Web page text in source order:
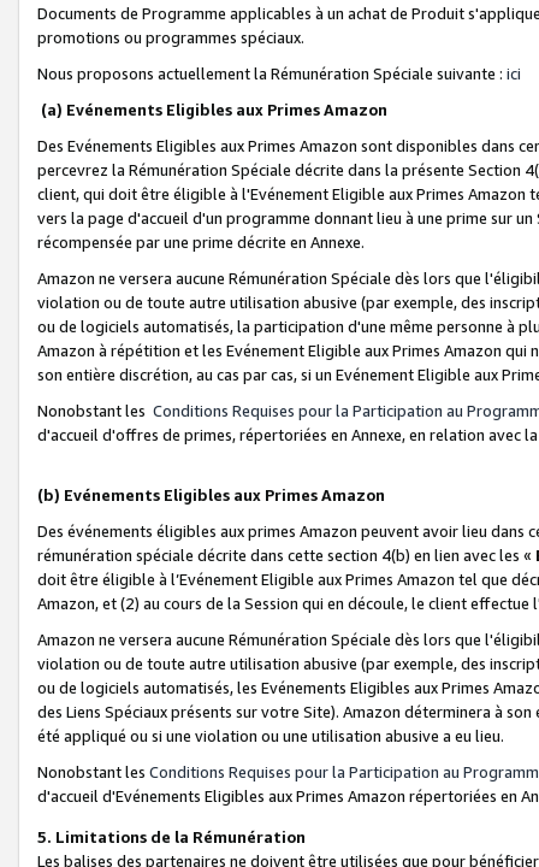
Documents de Programme applicables à un achat de Produit
promotions ou programmes spéciaux.
Nous proposons actuellement la Rémunération Spéciale suivante : ici
(a) Evénements Eligibles aux Primes Amazon
Des Evénements Eligibles aux Primes Amazon sont disponibles dans
percevrez la Rémunération Spéciale décrite dans la présente Section
client, qui doit être éligible à l'Evénement Eligible aux Primes Amazon
vers la page d'accueil d'un programme donnant lieu à une prime sur
récompensée par une prime décrite en Annexe.
Amazon ne versera aucune Rémunération Spéciale dès lors que
violation ou de toute autre utilisation abusive (par exemple, des
ou de logiciels automatisés, la participation d'une même personne à
Amazon à répétition et les Evénement Eligible aux Primes Amazon qui
son entière discrétion, au cas par cas, si un Evénement Eligible aux
Nonobstant les Conditions Requises pour la Participation au
d'accueil d'offres de primes, répertoriées en Annexe, en relation avec
(b) Evénements Eligibles aux Primes Amazon
Des événements éligibles aux primes Amazon peuvent avoir lieu dans
rémunération spéciale décrite dans cette section 4(b) en lien avec les «
doit être éligible à l’Evénement Eligible aux Primes Amazon tel que
Amazon, et (2) au cours de la Session qui en découle, le client
Amazon ne versera aucune Rémunération Spéciale dès lors que
violation ou de toute autre utilisation abusive (par exemple, des
ou de logiciels automatisés, les Evénements Eligibles aux Primes
des Liens Spéciaux présents sur votre Site). Amazon déterminera à
été appliqué ou si une violation ou une utilisation abusive a eu lieu.
Nonobstant les Conditions Requises pour la Participation au
d'accueil d'Evénements Eligibles aux Primes Amazon répertoriées en
5. Limitations de la Rémunération
Les balises des partenaires ne doivent être utilisées que pour